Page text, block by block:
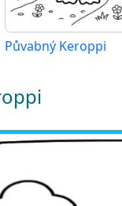
Půvabný Keroppi